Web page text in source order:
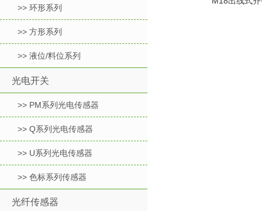
>> 环形系列
>> 方形系列
>> 液位/料位系列
光电开关
>> PM系列光电传感器
>> Q系列光电传感器
>> U系列光电传感器
>> 色标系列传感器
光纤传感器